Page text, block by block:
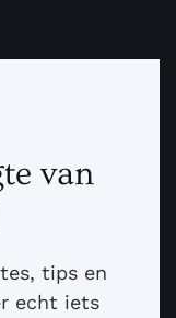
van
tips en
echt iets